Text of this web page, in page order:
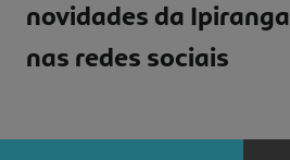
novidades da Ipiranga
nas redes sociais